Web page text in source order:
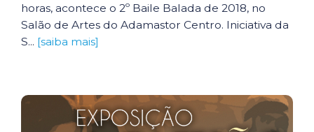
horas, acontece o 2º Baile Balada de 2018, no
Salão de Artes do Adamastor Centro. Iniciativa da
S... [saiba mais]